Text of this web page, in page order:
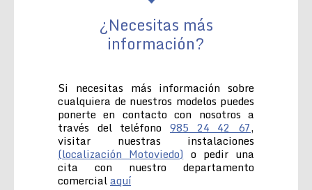
¿Necesitas más
información?
Si necesitas más información sobre
cualquiera de nuestros modelos puedes
ponerte en contacto con nosotros a
través del teléfono 985 24 42 67,
visitar nuestras instalaciones
(localización Motoviedo) o pedir una
cita con nuestro departamento
comercialaquí